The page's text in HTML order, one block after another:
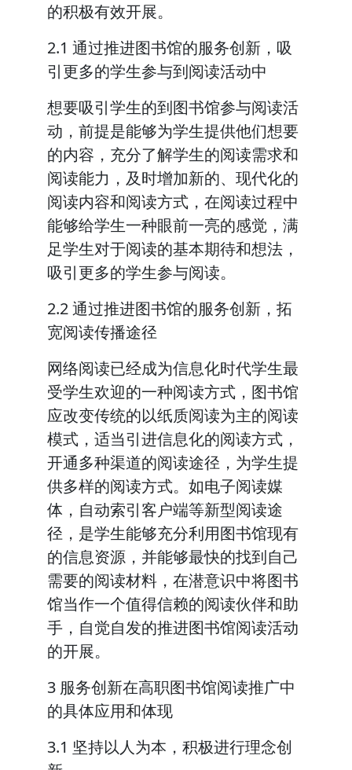
的积极有效开展。
2.1 通过推进图书馆的服务创新，吸
引更多的学生参与到阅读活动中
想要吸引学生的到图书馆参与阅读活
动，前提是能够为学生提供他们想要
的内容，充分了解学生的阅读需求和
阅读能力，及时增加新的、现代化的
阅读内容和阅读方式，在阅读过程中
能够给学生一种眼前一亮的感觉，满
足学生对于阅读的基本期待和想法，
吸引更多的学生参与阅读。
2.2 通过推进图书馆的服务创新，拓
宽阅读传播途径
网络阅读已经成为信息化时代学生最
受学生欢迎的一种阅读方式，图书馆
应改变传统的以纸质阅读为主的阅读
模式，适当引进信息化的阅读方式，
开通多种渠道的阅读途径，为学生提
供多样的阅读方式。如电子阅读媒
体，自动索引客户端等新型阅读途
径，是学生能够充分利用图书馆现有
的信息资源，并能够最快的找到自己
需要的阅读材料，在潜意识中将图书
馆当作一个值得信赖的阅读伙伴和助
手，自觉自发的推进图书馆阅读活动
的开展。
3 服务创新在高职图书馆阅读推广中
的具体应用和体现
3.1 坚持以人为本，积极进行理念创